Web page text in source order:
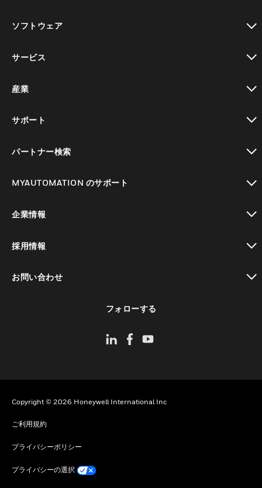
ソフトウェア
サービス
産業
サポート
パートナー検索
MYAUTOMATION のサポート
企業情報
採用情報
お問い合わせ
フォローする
Copyright © 2026 Honeywell International Inc
ご利用規約
プライバシーポリシー
プライバシーの選択